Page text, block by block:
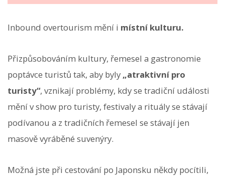
Inbound overtourism mění i místní kulturu.
Přizpůsobováním kultury, řemesel a gastronomie
poptávce turistů tak, aby byly „atraktivní pro
turisty“, vznikají problémy, kdy se tradiční události
mění v show pro turisty, festivaly a rituály se stávají
podívanou a z tradičních řemesel se stávají jen
masově vyráběné suvenýry.
Možná jste při cestování po Japonsku někdy pocítili,